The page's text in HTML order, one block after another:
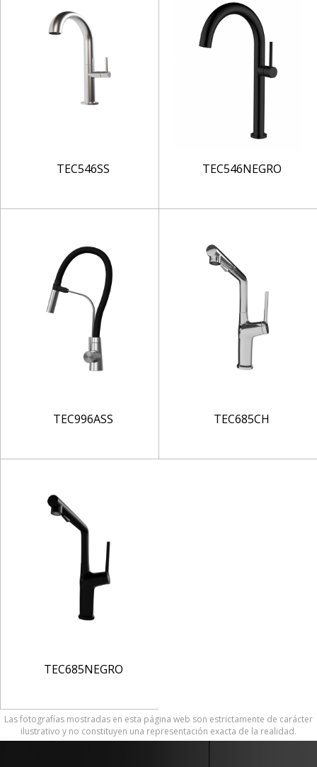
TEC546SS TEC546NEGRO
TEC996ASS TEC685CH
TEC685NEGRO
Las fotografías mostradas en esta página web son estrictamente de carácter
ilustrativo y no constituyen una representación exacta de la realidad.